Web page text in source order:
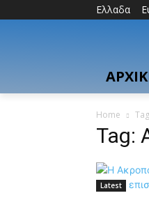
Ελλαδα
Home
Tag:
Latest